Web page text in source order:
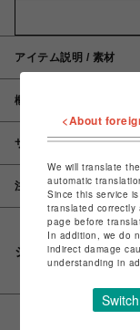
アイテム説明 / 素材
概要
サイズ
注意事項
シェアする
<About
We will translate
automatic
Since this service
translated
page before
In addition, we do
indirect damage
understanding in